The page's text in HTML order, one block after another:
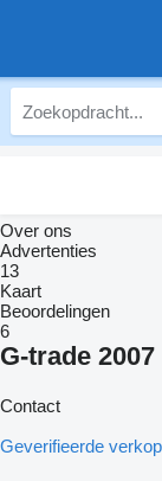
Over ons
Advertenties
13
Kaart
Beoordelingen
6
G-trade
Contact
Geverifieerde